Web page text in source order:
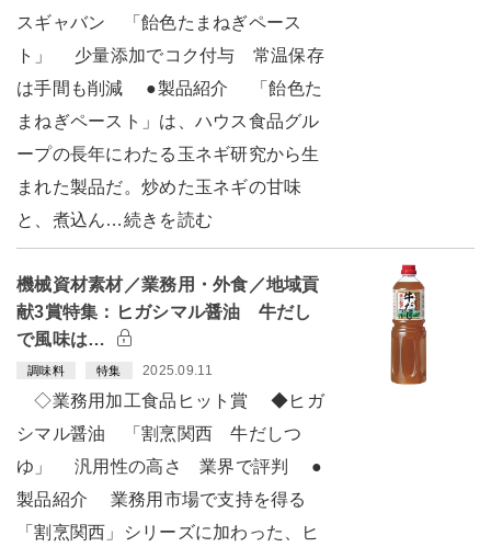
スギャバン 「飴色たまねぎペース
ト」 少量添加でコク付与 常温保存
は手間も削減 ●製品紹介 「飴色た
まねぎペースト」は、ハウス食品グル
ープの長年にわたる玉ネギ研究から生
まれた製品だ。炒めた玉ネギの甘味
と、煮込ん…続きを読む
機械資材素材／業務用・外食／地域貢
献3賞特集：ヒガシマル醤油 牛だし
で風味は…
調味料 特集 2025.09.11
◇業務用加工食品ヒット賞 ◆ヒガ
シマル醤油 「割烹関西 牛だしつ
ゆ」 汎用性の高さ 業界で評判 ●
製品紹介 業務用市場で支持を得る
「割烹関西」シリーズに加わった、ヒ